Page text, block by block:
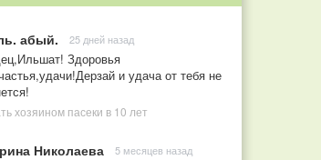
абый. 25 дней назад
Здоровья
и удача от тебя не
хозяином пасеки в 10 лет
Николаева 5 месяцев назад